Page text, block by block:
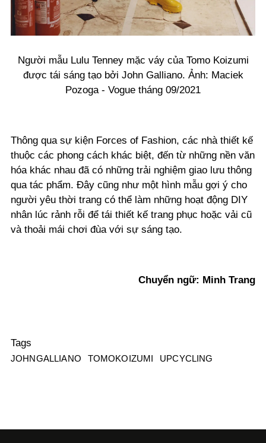
Người mẫu Lulu Tenney mặc váy của Tomo Koizumi
được tái sáng tạo bởi John Galliano. Ảnh: Maciek
Pozoga - Vogue tháng 09/2021
Thông qua sự kiện Forces of Fashion, các nhà thiết kế
thuộc các phong cách khác biệt, đến từ những nền văn
hóa khác nhau đã có những trải nghiệm giao lưu thông
qua tác phẩm. Đây cũng như một hình mẫu gợi ý cho
người yêu thời trang có thể làm những hoạt động DIY
nhân lúc rảnh rỗi để tái thiết kế trang phục hoặc vải cũ
và thoải mái chơi đùa với sự sáng tạo.
Chuyển ngữ: Minh Trang
Tags
JOHNGALLIANO TOMOKOIZUMI UPCYCLING